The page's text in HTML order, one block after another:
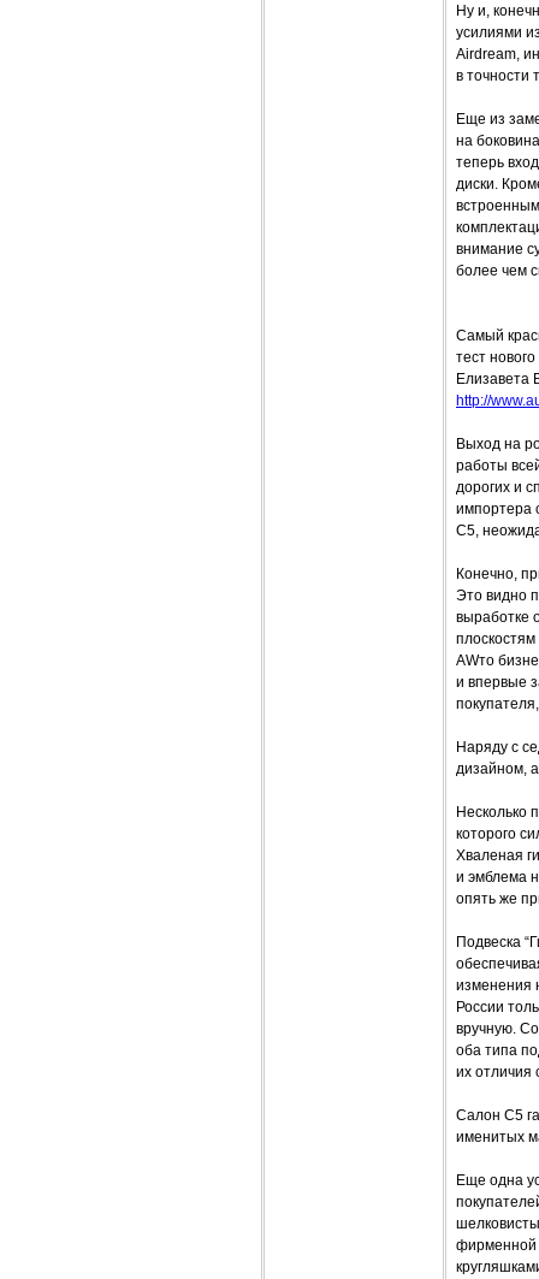
Ну и,
усилиями
Airdream,
в точности
Еще из
на
теперь
диски.
внимание
более чем
Самый
тест
Елизавета
http://
Выход на
работы
дорогих и
импортера
С5,
Конечно,
Это видно
выработке
AWто
и впервые
Наряду с
дизайном,
Несколько
которого
Хваленая
и эмблема
опять же
Подвеска
изменения
России
вручную.
оба типа
их отличия
Салон С5
именитых
Еще одна
фирменной